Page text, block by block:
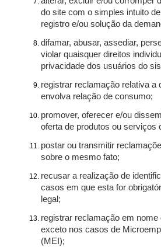
do site com o simples intuito
registro e/ou solução da
difamar, abusar, assediar,
violar quaisquer direitos
privacidade dos usuários do
registrar reclamação relativa a
envolva relação de consumo;
promover, oferecer e/ou
oferta de produtos ou serviços
postar ou transmitir
sobre o mesmo fato;
recusar a realização de
casos em que esta for
legal;
registrar reclamação em nome
exceto nos casos de
(MEI);